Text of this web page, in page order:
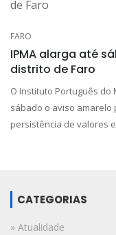
FARO
IPMA alarga até
distrito de Faro
O Instituto Português do
sábado o aviso amarelo
persistência de valores
CATEGORIAS
» Atualidade